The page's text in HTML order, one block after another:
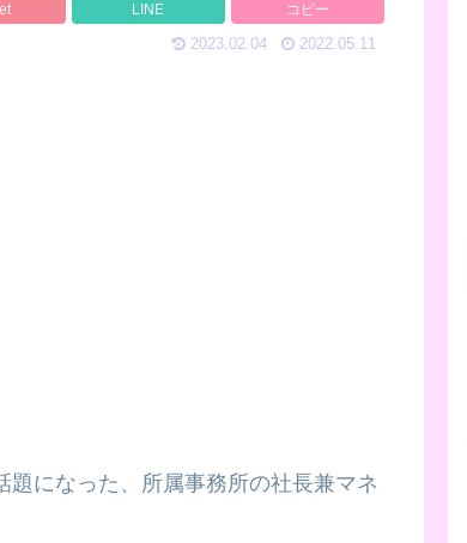
LINE コピー
2023.02.04 2022.05.11
になった、所属事務所の社長兼マネ